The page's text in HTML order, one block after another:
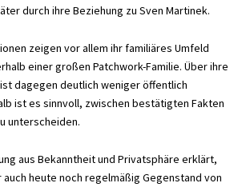
durch ihre Beziehung zu Sven Martinek.
zeigen vor allem ihr familiäres Umfeld
einer großen Patchwork-Familie. Über ihre
dagegen deutlich weniger öffentlich
ist es sinnvoll, zwischen bestätigten Fakten
unterscheiden.
aus Bekanntheit und Privatsphäre erklärt,
auch heute noch regelmäßig Gegenstand von